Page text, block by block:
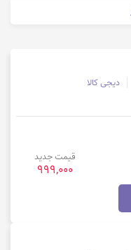
دیجی کالا
قیمت جدید
999,000